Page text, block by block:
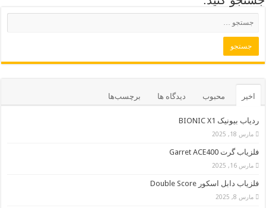
اخیر محبوب دیدگاه ها برچسب‌ها
ردیاب بیونیک BIONIC X1
مارس 18, 2025
فلزیاب گرت Garret ACE400
مارس 16, 2025
فلزیاب دابل اسکور Double Score
مارس 8, 2025